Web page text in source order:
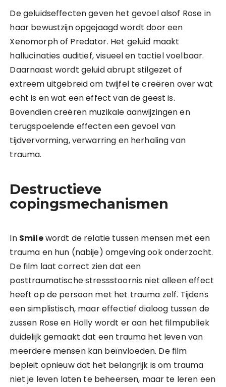
De geluidseffecten geven het gevoel alsof Rose in
haar bewustzijn opgejaagd wordt door een
Xenomorph of Predator. Het geluid maakt
hallucinaties auditief, visueel en tactiel voelbaar.
Daarnaast wordt geluid abrupt stilgezet of
extreem uitgebreid om twijfel te creëren over wat
echt is en wat een effect van de geest is.
Bovendien creëren muzikale aanwijzingen en
terugspoelende effecten een gevoel van
tijdvervorming, verwarring en herhaling van
trauma.
Destructieve
copingsmechanismen
In Smilewordt de relatie tussen mensen met een
trauma en hun (nabije) omgeving ook onderzocht.
De film laat correct zien dat een
posttraumatische stressstoornis niet alleen effect
heeft op de persoon met het trauma zelf. Tijdens
een simplistisch, maar effectief dialoog tussen de
zussen Rose en Holly wordt er aan het filmpubliek
duidelijk gemaakt dat een trauma het leven van
meerdere mensen kan beïnvloeden. De film
bepleit opnieuw dat het belangrijk is om trauma
niet je leven laten te beheersen, maar te leren een